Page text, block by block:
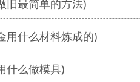
旧最简单的方法)
用什么材料炼成的)
什么做模具)